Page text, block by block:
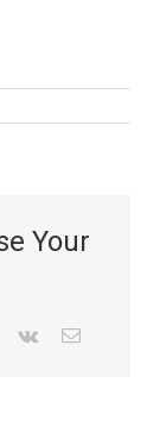
Your
Pinterest
Vk Email